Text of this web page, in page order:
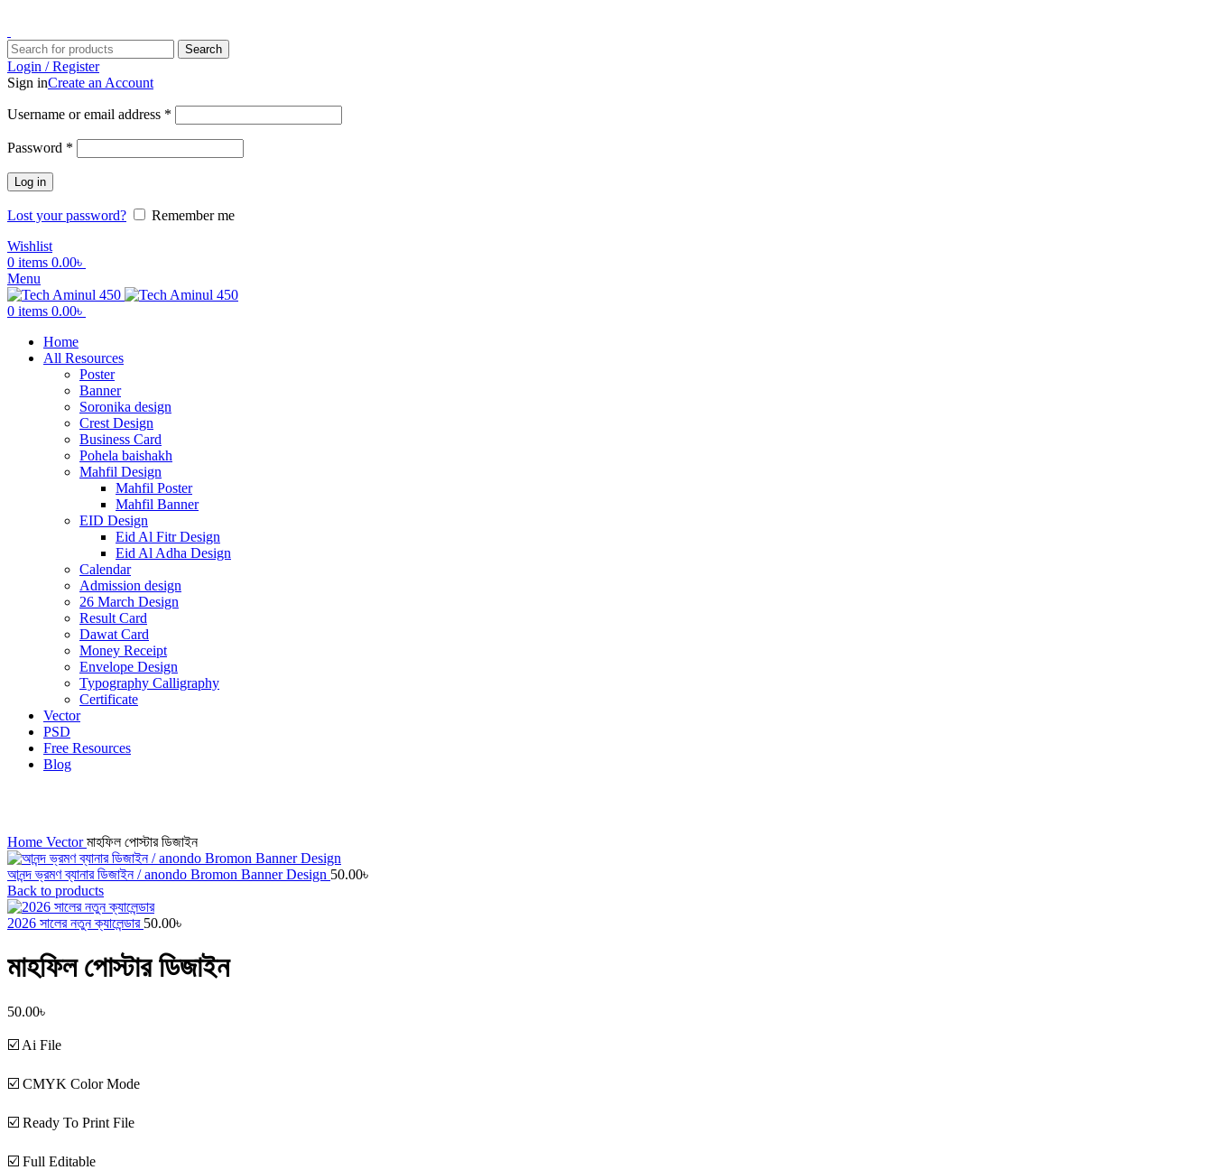
Search
Login / Register
Sign inCreate an Account
Username or email address *
Password *
Log in
Lost your password?
Remember me
Wishlist
0 items 0.00৳
Menu
0 items 0.00৳
Home
All Resources
Poster
Banner
Soronika design
Crest Design
Business Card
Pohela baishakh
Mahfil Design
Mahfil Poster
Mahfil Banner
EID Design
Eid Al Fitr Design
Eid Al Adha Design
Calendar
Admission design
26 March Design
Result Card
Dawat Card
Money Receipt
Envelope Design
Typography Calligraphy
Certificate
Vector
PSD
Free Resources
Blog
Home Vectorমাহফিল পোস্টার ডিজাইন
আনন্দ ভ্রমণ ব্যানার ডিজাইন / anondo Bromon Banner Design 50.00৳
Back to products
2026 সালের নতুন ক্যালেন্ডার 50.00৳
মাহফিল পোস্টার ডিজাইন
50.00৳
☑️ Ai File
☑️ CMYK Color Mode
☑️ Ready To Print File
☑️ Full Editable